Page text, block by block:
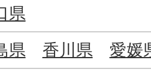
県
県 香川県 愛媛